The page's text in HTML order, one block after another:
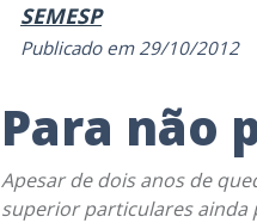
SEMESP
Publicado em 29/10/2012
Para não
Apesar de dois anos de
superior particulares ainda